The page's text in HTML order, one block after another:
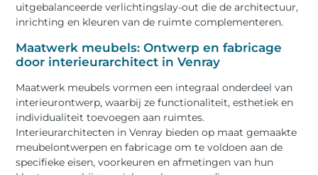
uitgebalanceerde verlichtingslay-out die de architectuur,
inrichting en kleuren van de ruimte complementeren.
Maatwerk meubels: Ontwerp en fabricage
door interieurarchitect in Venray
Maatwerk meubels vormen een integraal onderdeel van
interieurontwerp, waarbij ze functionaliteit, esthetiek en
individualiteit toevoegen aan ruimtes.
Interieurarchitecten in Venray bieden op maat gemaakte
meubelontwerpen en fabricage om te voldoen aan de
specifieke eisen, voorkeuren en afmetingen van hun